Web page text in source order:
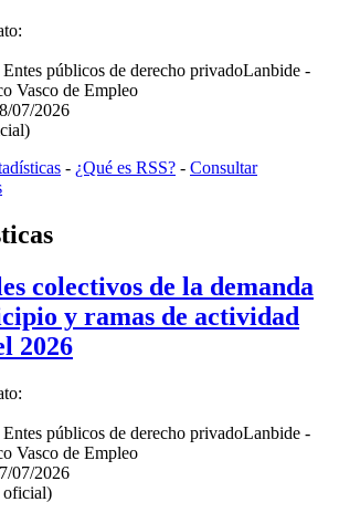
Entes públicos de derecho privadoLanbide -
Vasco de Empleo
07/2026
- ¿Qué es RSS? - Consultar
colectivos de la demanda
y ramas de actividad
2026
Entes públicos de derecho privadoLanbide -
Vasco de Empleo
07/2026
oficial)